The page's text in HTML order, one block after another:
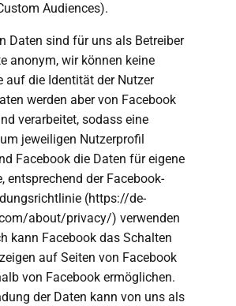
Audiences).
Daten sind für uns als Betreiber
anonym, wir können keine
auf die Identität der Nutzer
werden aber von Facebook
verarbeitet, sodass eine
jeweiligen Nutzerprofil
Facebook die Daten für eigene
entsprechend der Facebook-
(https://de-
about/privacy/) verwenden
kann Facebook das Schalten
auf Seiten von Facebook
von Facebook ermöglichen.
der Daten kann von uns als